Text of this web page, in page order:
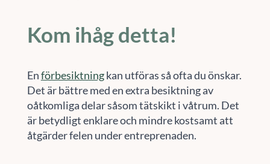
Kom ihåg detta!
Enförbesiktningkan utföras så ofta du önskar.
Det är bättre med en extra besiktning av
oåtkomliga delar såsom tätskikt i våtrum. Det
är betydligt enklare och mindre kostsamt att
åtgärder felen under entreprenaden.